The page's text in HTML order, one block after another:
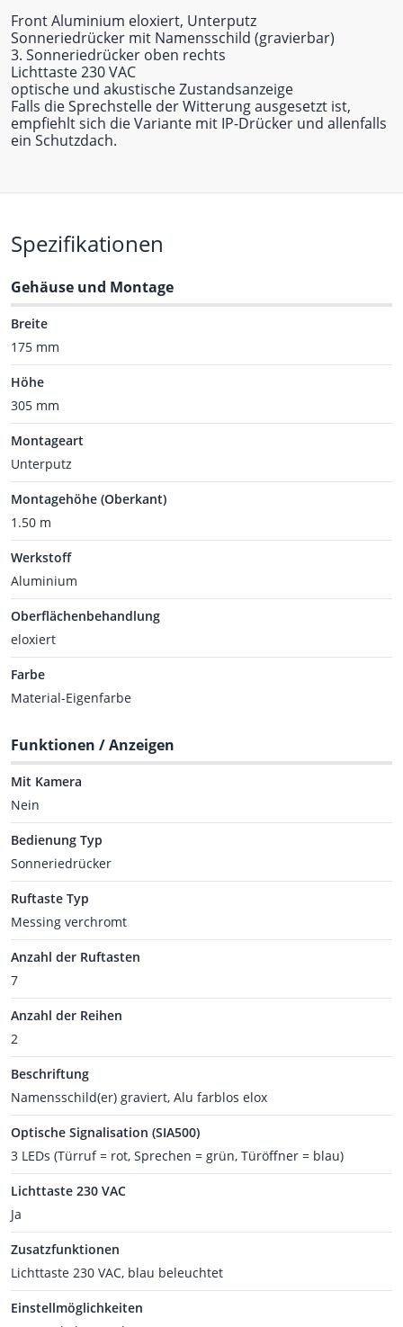
Front Aluminium eloxiert, Unterputz
Sonneriedrücker mit Namensschild (gravierbar)
3. Sonneriedrücker oben rechts
Lichttaste 230 VAC
optische und akustische Zustandsanzeige
Falls die Sprechstelle der Witterung ausgesetzt ist,
empfiehlt sich die Variante mit IP-Drücker und allenfalls
ein Schutzdach.
Spezifikationen
Gehäuse und Montage
Breite
175 mm
Höhe
305 mm
Montageart
Unterputz
Montagehöhe (Oberkant)
1.50 m
Werkstoff
Aluminium
Oberflächenbehandlung
eloxiert
Farbe
Material-Eigenfarbe
Funktionen / Anzeigen
Mit Kamera
Nein
Bedienung Typ
Sonneriedrücker
Ruftaste Typ
Messing verchromt
Anzahl der Ruftasten
7
Anzahl der Reihen
2
Beschriftung
Namensschild(er) graviert, Alu farblos elox
Optische Signalisation (SIA500)
3 LEDs (Türruf = rot, Sprechen = grün, Türöffner = blau)
Lichttaste 230 VAC
Ja
Zusatzfunktionen
Lichttaste 230 VAC, blau beleuchtet
Einstellmöglichkeiten